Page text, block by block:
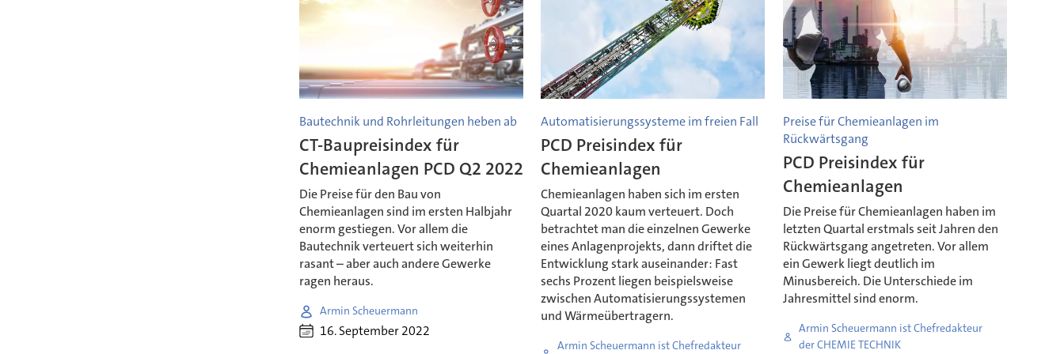
Bautechnik und Rohrleitungen heben ab
CT-Baupreisindex für
Chemieanlagen PCD Q2 2022
Die Preise für den Bau von
Chemieanlagen sind im ersten Halbjahr
enorm gestiegen. Vor allem die
Bautechnik verteuert sich weiterhin
rasant – aber auch andere Gewerke
ragen heraus.
Armin Scheuermann
16. September 2022
Automatisierungssysteme im freien Fall
PCD Preisindex für
Chemieanlagen
Chemieanlagen haben sich im ersten
Quartal 2020 kaum verteuert. Doch
betrachtet man die einzelnen Gewerke
eines Anlagenprojekts, dann driftet die
Entwicklung stark auseinander: Fast
sechs Prozent liegen beispielsweise
zwischen Automatisierungssystemen
und Wärmeübertragern.
Armin Scheuermann ist Chefredakteur
Preise für Chemieanlagen im
Rückwärtsgang
PCD Preisindex für
Chemieanlagen
Die Preise für Chemieanlagen haben im
letzten Quartal erstmals seit Jahren den
Rückwärtsgang angetreten. Vor allem
ein Gewerk liegt deutlich im
Minusbereich. Die Unterschiede im
Jahresmittel sind enorm.
Armin Scheuermann ist Chefredakteur
der CHEMIE TECHNIK